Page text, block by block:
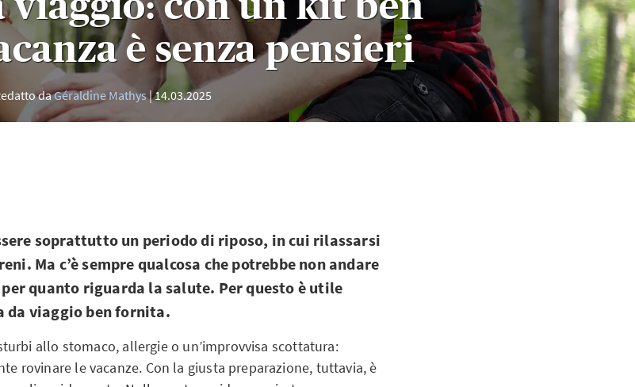
è senza pensieri
daGéraldine Mathys 14.03.2025
soprattutto un periodo di riposo, in cui rilassarsi
Ma c’è sempre qualcosa che potrebbe non andare
quanto riguarda la salute. Per questo è utile
da viaggio ben fornita.
allo stomaco, allergie o un’improvvisa scottatura:
rovinare le vacanze. Con la giusta preparazione, tuttavia, è